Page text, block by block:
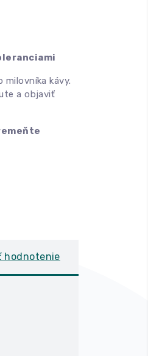
milovníka kávy.
a objaviť
hodnotenie